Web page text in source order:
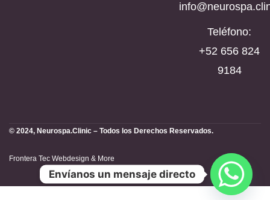
Teléfono:
‪+52 656 824
9184‬
© 2024, Neurospa.Clinic – Todos los Derechos Reservados.
Frontera Tec Webdesign & More
Envíanos un mensaje directo